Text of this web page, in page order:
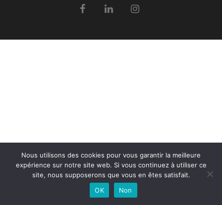
Nous utilisons des cookies pour vous garantir la meilleure
expérience sur notre site web. Si vous continuez à utiliser ce
site, nous supposerons que vous en êtes satisfait.
OK
Non